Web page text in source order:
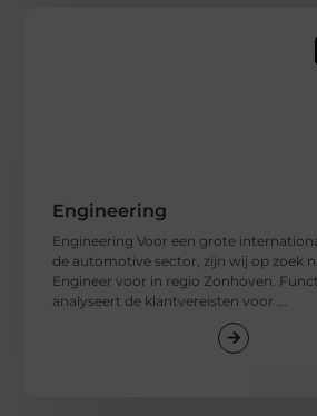
Engineering
Engineering Voor een grote
de automotive sector, zijn wij op zoek
Engineer voor in regio Zonhoven.
analyseert de klantvereisten voor ...